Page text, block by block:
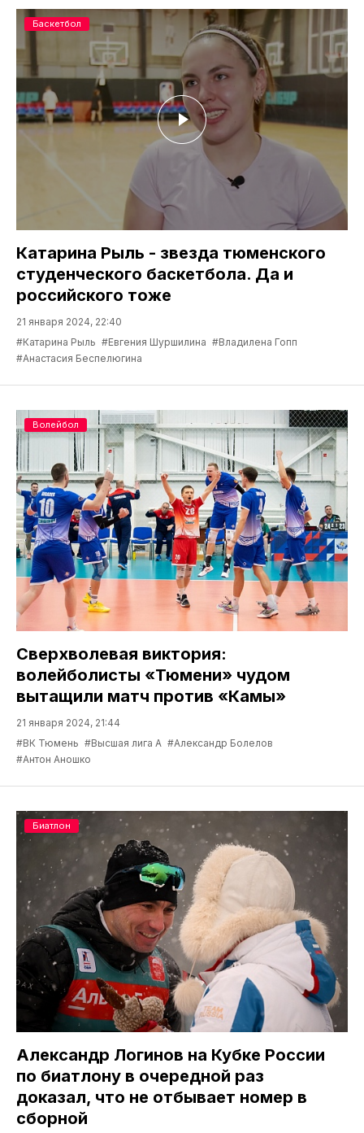
Катарина Рыль - звезда тюменского
студенческого баскетбола. Да и
российского тоже
21 января 2024, 22:40
#Катарина Рыль #Евгения Шуршилина #Владилена Гопп
#Анастасия Беспелюгина
Баскетбол
Сверхволевая виктория:
волейболисты «Тюмени» чудом
вытащили матч против «Камы»
21 января 2024, 21:44
#ВК Тюмень #Высшая лига А #Александр Болелов
#Антон Аношко
Волейбол
Александр Логинов на Кубке России
по биатлону в очередной раз
доказал, что не отбывает номер в
сборной
Биатлон